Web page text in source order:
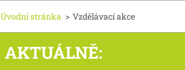
Úvodní stránka > Vzdělávací akce
AKTUÁLNĚ: